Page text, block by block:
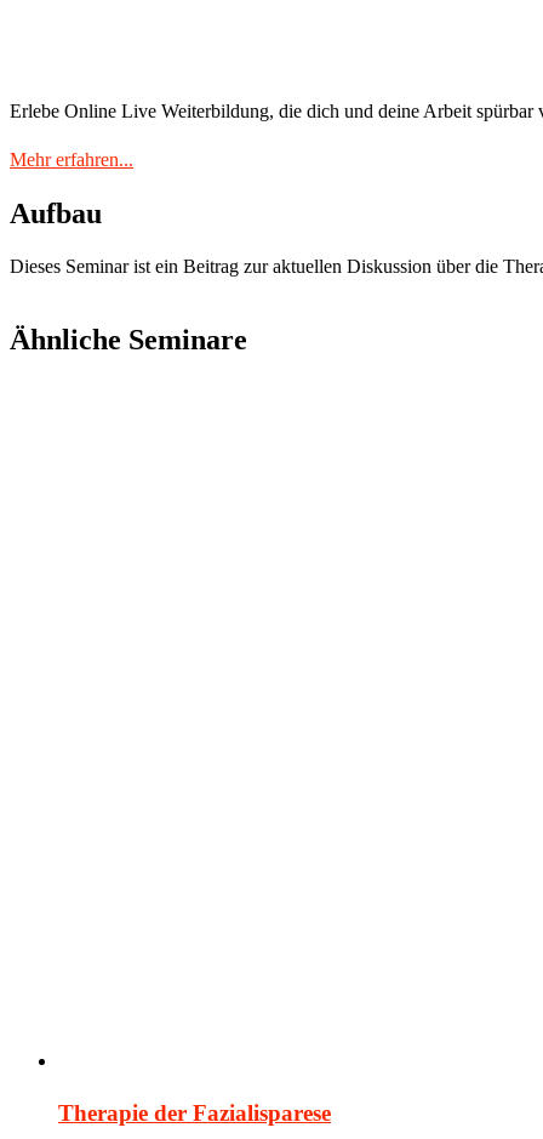
Erlebe Online Live Weiterbildung, die dich und deine Arbeit spürbar
Mehr erfahren...
Aufbau
Dieses Seminar ist ein Beitrag zur aktuellen Diskussion über die
Ähnliche Seminare
Therapie der Fazialisparese